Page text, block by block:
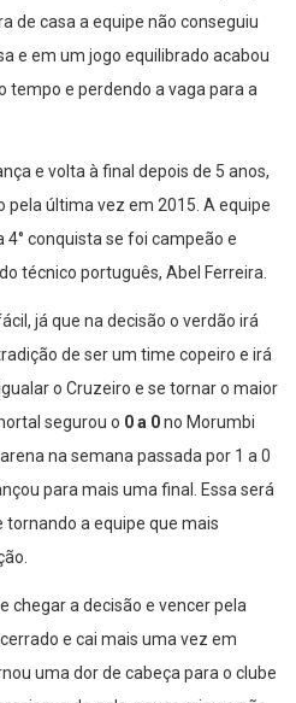
de casa a equipe não conseguiu
e em um jogo equilibrado acabou
tempo e perdendo a vaga para a
e volta à final depois de 5 anos,
pela última vez em 2015. A equipe
4° conquista se foi campeão e
técnico português, Abel Ferreira.
já que na decisão o verdão irá
de ser um time copeiro e irá
o Cruzeiro e se tornar o maior
segurou o 0 a 0no Morumbi
na semana passada por 1 a 0
para mais uma final. Essa será
tornando a equipe que mais
chegar a decisão e vencer pela
e cai mais uma vez em
uma dor de cabeça para o clube